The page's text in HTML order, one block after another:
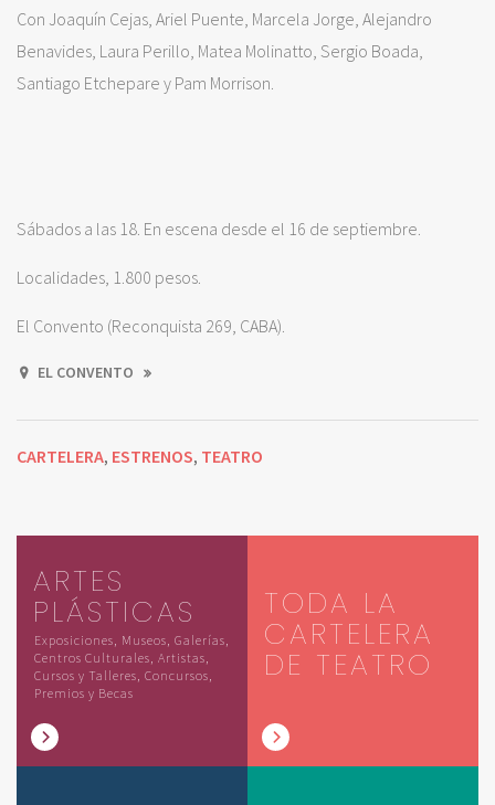
Con Joaquín Cejas, Ariel Puente, Marcela Jorge, Alejandro
Benavides, Laura Perillo, Matea Molinatto, Sergio Boada,
Santiago Etchepare y Pam Morrison.
Sábados a las 18. En escena desde el 16 de septiembre.
Localidades, 1.800 pesos.
El Convento (Reconquista 269, CABA).
EL CONVENTO
CARTELERA, ESTRENOS, TEATRO
ARTES
PLÁSTICAS
Exposiciones, Museos, Galerías,
Centros Culturales, Artistas,
Cursos y Talleres, Concursos,
Premios y Becas
TODA LA
CARTELERA
DE TEATRO